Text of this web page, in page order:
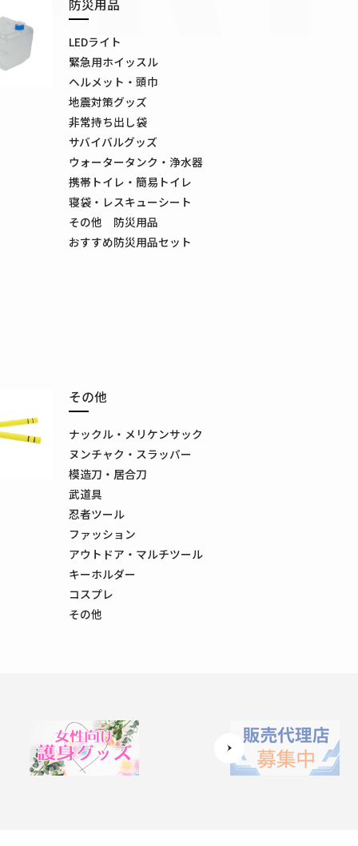
防災用品
LEDライト
緊急用ホイッスル
ヘルメット・頭巾
地震対策グッズ
非常持ち出し袋
サバイバルグッズ
ウォータータンク・浄水器
携帯トイレ・簡易トイレ
寝袋・レスキューシート
その他 防災用品
おすすめ防災用品セット
その他
ナックル・メリケンサック
ヌンチャク・スラッパー
模造刀・居合刀
武道具
忍者ツール
ファッション
アウトドア・マルチツール
キーホルダー
コスプレ
その他